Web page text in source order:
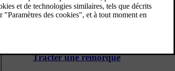
La conduite et l'entretien de votre voiture par
temps froid peuvent être délicats. Un temps
Tracter une remorque